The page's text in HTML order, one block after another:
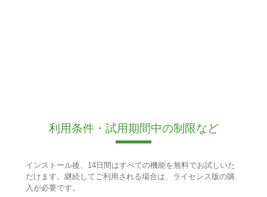
利用条件・試用期間中の制限など
インストール後、14日間はすべての機能を無料でお試しいた
だけます。継続してご利用される場合は、ライセンス版の購
入が必要です。